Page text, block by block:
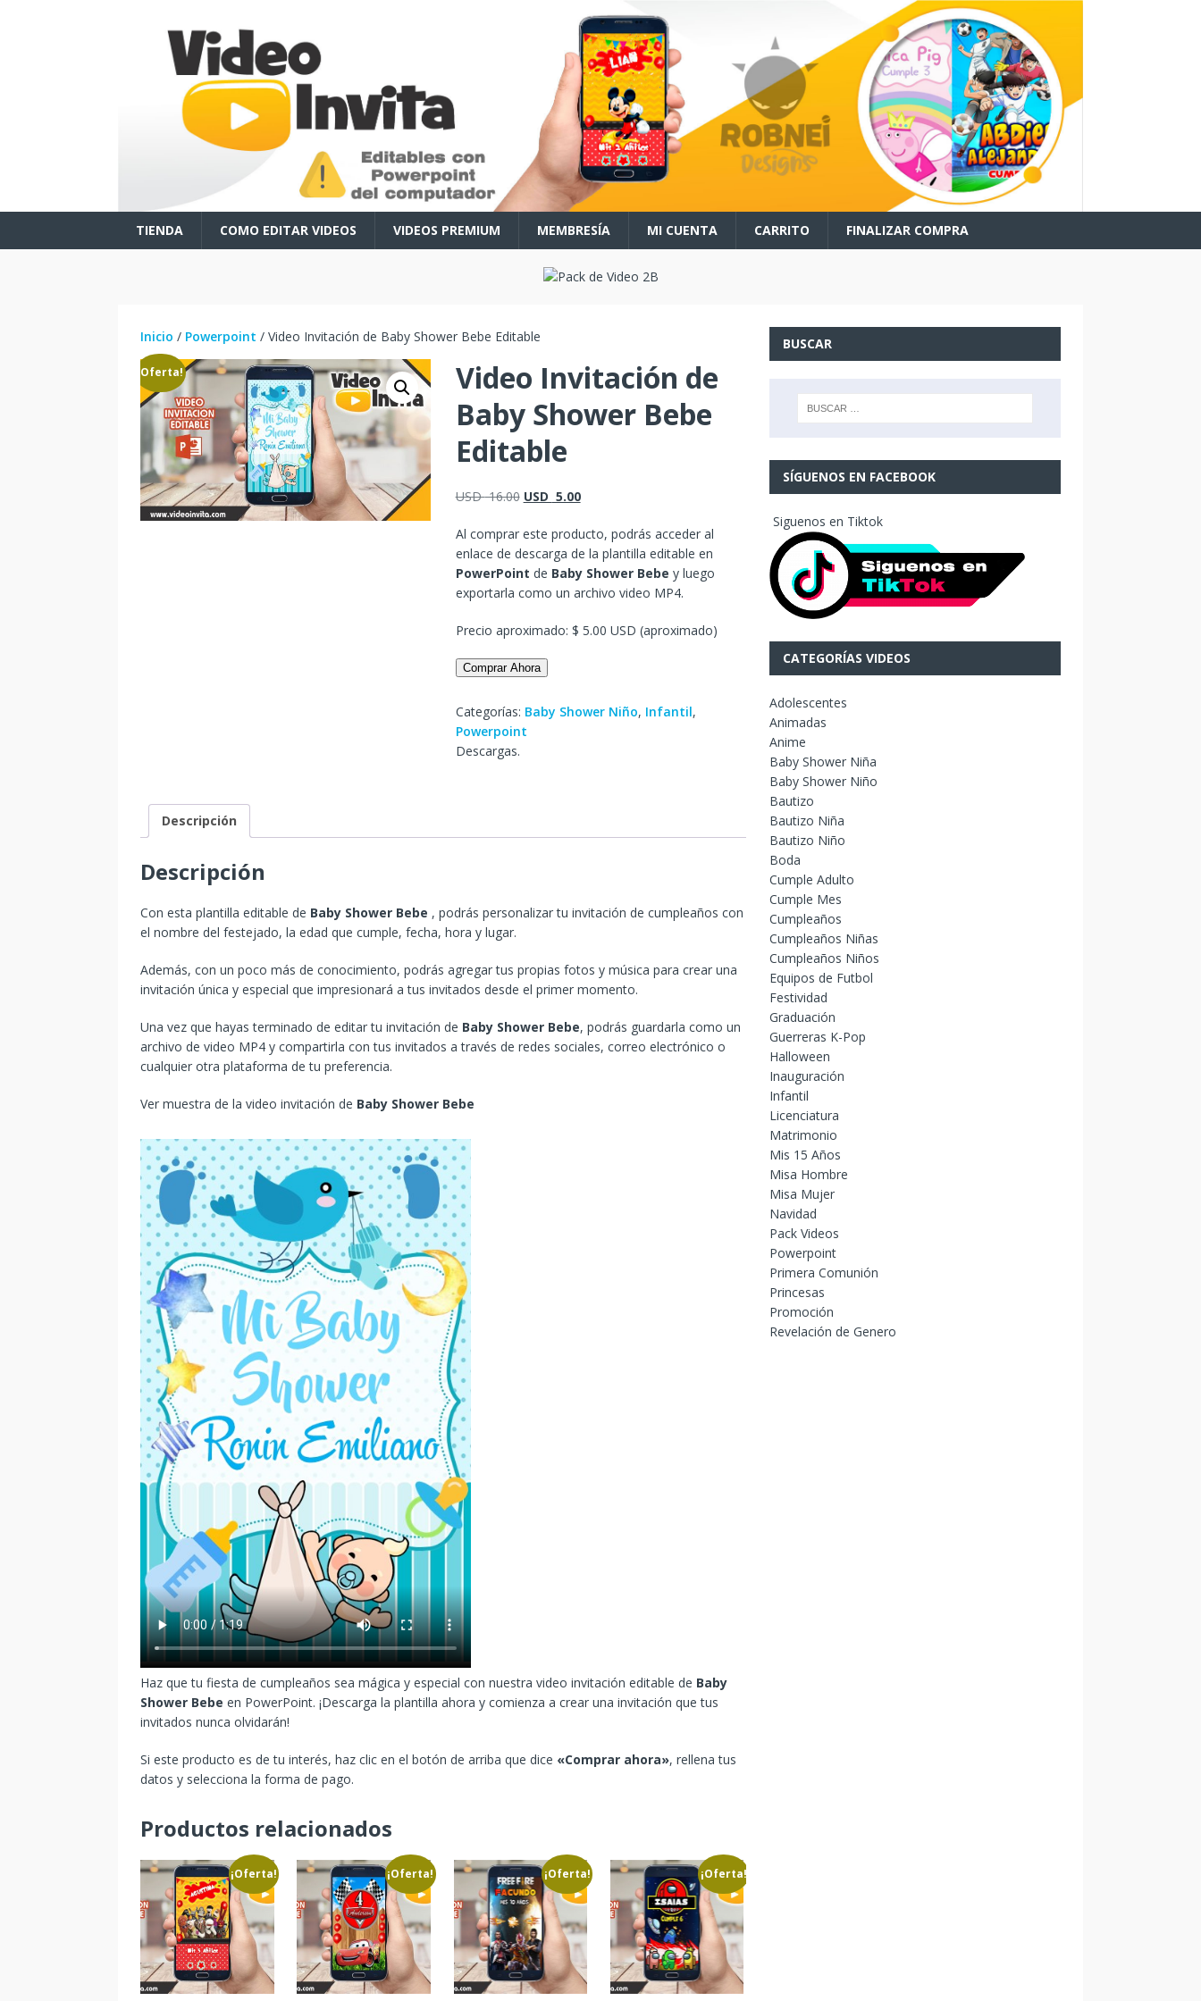
TIENDA COMO EDITAR VIDEOS VIDEOS PREMIUM MEMBRESÍA MI CUENTA CARRITO FINALIZAR COMPRA
Inicio / Powerpoint / Video Invitación de Baby Shower Bebe Editable
¡Oferta!
Video Invitación de
Baby Shower Bebe
Editable
USD16.00 USD 5.00
Al comprar este producto, podrás acceder al
enlace de descarga de la plantilla editable en
PowerPoint de Baby Shower Bebe y luego
exportarla como un archivo video MP4.
Precio aproximado: $ 5.00 USD (aproximado)
Comprar Ahora
Categorías: Baby Shower Niño, Infantil,
Powerpoint
Descargas.
Descripción
Descripción
Con esta plantilla editable de Baby Shower Bebe , podrás personalizar tu invitación de cumpleaños con
el nombre del festejado, la edad que cumple, fecha, hora y lugar.
Además, con un poco más de conocimiento, podrás agregar tus propias fotos y música para crear una
invitación única y especial que impresionará a tus invitados desde el primer momento.
Una vez que hayas terminado de editar tu invitación de Baby Shower Bebe, podrás guardarla como un
archivo de video MP4 y compartirla con tus invitados a través de redes sociales, correo electrónico o
cualquier otra plataforma de tu preferencia.
Ver muestra de la video invitación de Baby Shower Bebe
Haz que tu fiesta de cumpleaños sea mágica y especial con nuestra video invitación editable de Baby
Shower Bebe en PowerPoint. ¡Descarga la plantilla ahora y comienza a crear una invitación que tus
invitados nunca olvidarán!
Si este producto es de tu interés, haz clic en el botón de arriba que dice «Comprar ahora», rellena tus
datos y selecciona la forma de pago.
Productos relacionados
¡Oferta! ¡Oferta! ¡Oferta! ¡Oferta!
BUSCAR
SÍGUENOS EN FACEBOOK
Siguenos en Tiktok
CATEGORÍAS VIDEOS
Adolescentes
Animadas
Anime
Baby Shower Niña
Baby Shower Niño
Bautizo
Bautizo Niña
Bautizo Niño
Boda
Cumple Adulto
Cumple Mes
Cumpleaños
Cumpleaños Niñas
Cumpleaños Niños
Equipos de Futbol
Festividad
Graduación
Guerreras K-Pop
Halloween
Inauguración
Infantil
Licenciatura
Matrimonio
Mis 15 Años
Misa Hombre
Misa Mujer
Navidad
Pack Videos
Powerpoint
Primera Comunión
Princesas
Promoción
Revelación de Genero